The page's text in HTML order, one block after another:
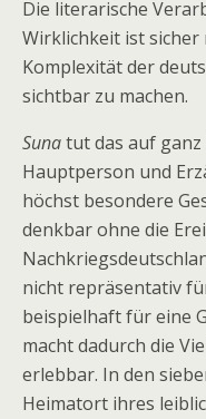
Die literarische
Wirklichkeit ist sicher
Komplexität der
sichtbar zu machen.
Sunatut das auf ganz
Hauptperson und
höchst besondere
denkbar ohne die
nicht repräsentativ
beispielhaft für eine
macht dadurch die
erlebbar. In den
Heimatort ihres